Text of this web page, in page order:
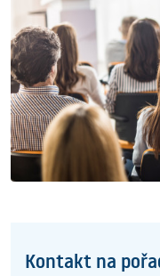
Kontakt na